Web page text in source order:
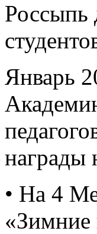
Россыпь
Январь
награды
• На 4
«Зимние